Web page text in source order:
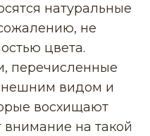
натуральные
не
цвета.
перечисленные
видом и
восхищают
внимание на такой